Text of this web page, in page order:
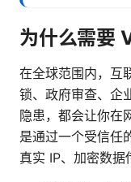
为什么需要
在全球范围内，互
锁、政府审查、企
隐患，都会让你在
是通过一个受信任
真实 IP、加密数据